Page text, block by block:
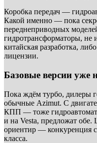
Коробка передач —
Какой именно — пока
переднеприводных
гидротрансформаторы, не
китайская разработка,
лицензии.
Базовые версии уже
Пока ждём турбо, дилеры
обычные Azimut. С
КПП — тоже гидроавтомат
и на Vesta, предложат
ориентир — конкуренция
класса.